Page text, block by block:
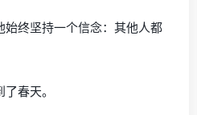
终坚持一个信念：其他人都
春天。